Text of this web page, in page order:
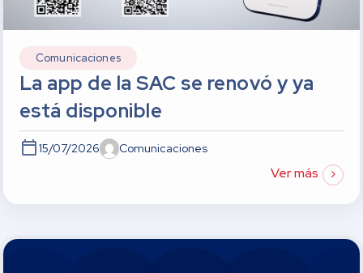
Comunicaciones
La app de la SAC se renovó y ya
está disponible
15/07/2026 Comunicaciones
Ver más